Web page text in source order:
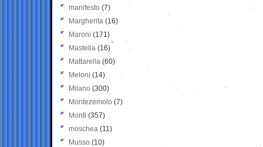
manifesto (7)
Margherita (16)
Maroni (171)
Mastella (16)
Mattarella (60)
Meloni (14)
Milano (300)
Montezemolo (7)
Monti (357)
moschea (11)
Musso (10)